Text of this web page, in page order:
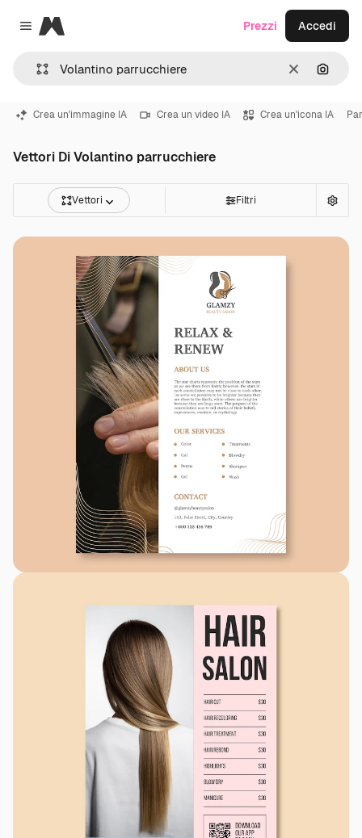
Close menu
Magnific
CancellaCerca
Prezzi Accedi
Crea un'immagine IA Crea un video IA Crea un'icona IA
Vettori Di Volantino parrucchiere
Vettori Filtri